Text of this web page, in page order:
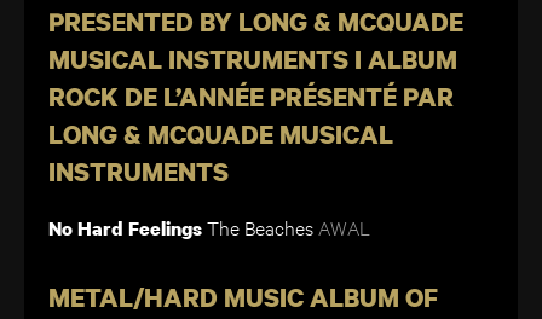
PRESENTED BY LONG & MCQUADE
MUSICAL INSTRUMENTS I ALBUM
ROCK DE L’ANNÉE PRÉSENTÉ PAR
LONG & MCQUADE MUSICAL
INSTRUMENTS
No Hard FeelingsThe Beaches AWAL
METAL/HARD MUSIC ALBUM OF